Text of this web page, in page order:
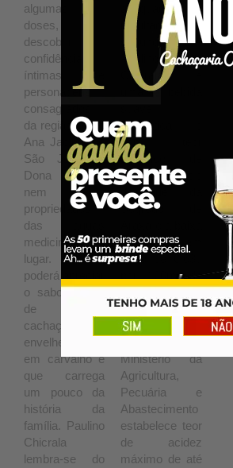
algumas
doses,
descobrir
confidências
íntimas de
personagens
consagrados
da região como
Ana Jacinta de
São José (a
Dona Beja)
nem as
propriedades
das águas
medicinais do
lugar. Mas
poderá apreciar
o sabor suave
de uma
cachaça
envelhecida
em carvalho e
que carrega
um pouco da
história da
família. Paulino
Chicrala
lembra-se do
adequadas. O
resultado,
segundo
Paulino
Chicrala, é
uma bebida
aromática e
com teor
alcoólico de
40%. Outro
destaque da
Segredo de
acidez, em
torno de 0,63g
por 100ml de
álcool anidro. É
um valor
relativamente
Ministério da
Agricultura,
Pecuária e
Abastecimento
estabelece teor
de acidez
máximo de até